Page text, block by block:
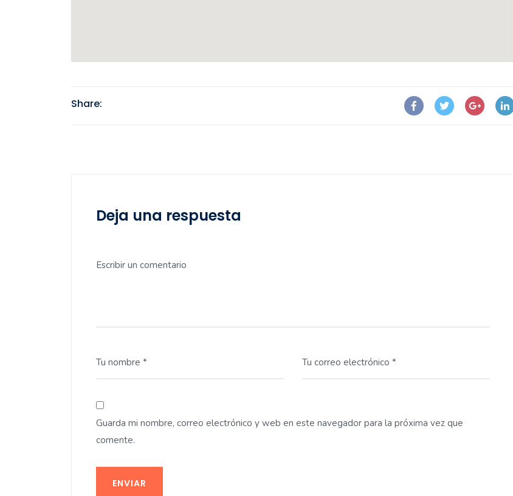
Share:
Deja una respuesta
Escribir un comentario
Tu nombre * Tu correo electrónico *
Guarda mi nombre, correo electrónico y web en este navegador para la próxima vez que
comente.
ENVIAR